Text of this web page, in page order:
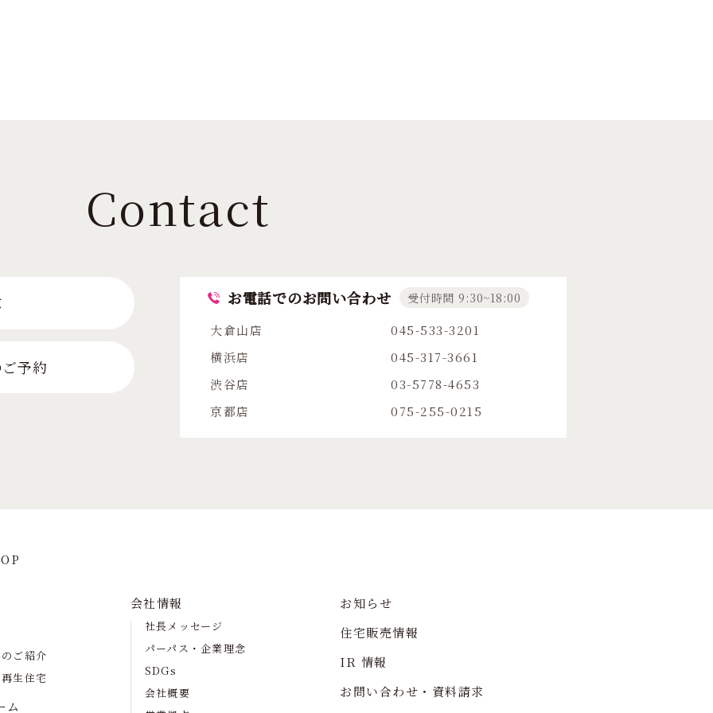
Contact
予約
お電話でのお問い合わせ 受付時間 9:30~18:00
大倉山店
045-533-3201
横浜店
045-317-3661
渋谷店
03-5778-4653
京都店
075-255-0215
ご紹介
生住宅
ム
会社情報
社長メッセージ
パーパス・企業理念
SDGs
会社概要
お知らせ
住宅販売情報
IR 情報
お問い合わせ・資料請求